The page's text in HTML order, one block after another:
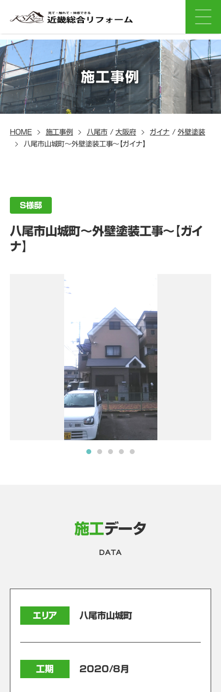
施工事例
HOME 施工事例 八尾市/大阪府 ガイナ /外壁塗装
八尾市山城町～外壁塗装工事～【ガイナ】
S様邸
八尾市山城町～外壁塗装工事～【ガイ
ナ】
施工データ
DATA
エリア 八尾市山城町
工期 2020/8月